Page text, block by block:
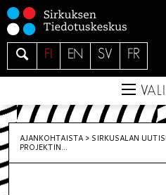
r
s
i
s
ä
a
FI EN SV FR
AJANKOHTAISTA > SIRKUSALAN
PROJEKTIN...